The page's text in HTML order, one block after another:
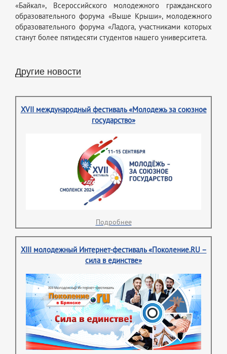
«Байкал», Всероссийского молодежного гражданского
образовательного форума «Выше Крыши», молодежного
образовательного форума «Ладога, участниками которых
станут более пятидесяти студентов нашего университета.
Другие новости
XVII международный фестиваль «Молодежь за союзное
государство»
Подробнее
XIII молодежный Интернет-фестиваль «Поколение.RU –
сила в единстве»